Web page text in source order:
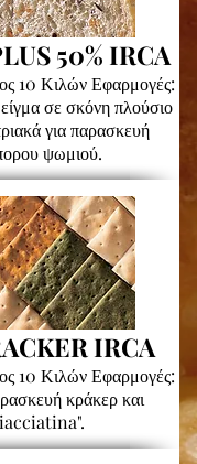
50% IRCA
10 Κιλών Εφαρμογές:
σε σκόνη πλούσιο
για παρασκευή
ψωμιού.
IRCA
10 Κιλών​ Εφαρμογές:
κράκερ και